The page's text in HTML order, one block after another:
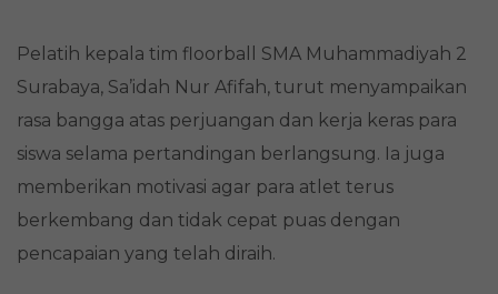
Pelatih kepala tim floorball SMA Muhammadiyah 2
Surabaya, Sa’idah Nur Afifah, turut menyampaikan
rasa bangga atas perjuangan dan kerja keras para
siswa selama pertandingan berlangsung. Ia juga
memberikan motivasi agar para atlet terus
berkembang dan tidak cepat puas dengan
pencapaian yang telah diraih.